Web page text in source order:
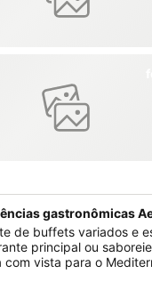
gastronômicas
de buffets variados e
principal ou
com vista para o